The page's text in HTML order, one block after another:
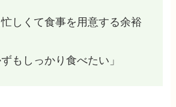
忙しくて食事を用意する余裕
もしっかり食べたい」